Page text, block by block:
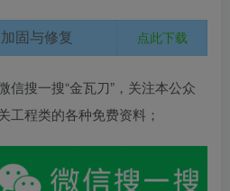
固与修复 点此下载
信搜一搜“金瓦刀”，关注本公众
工程类的各种免费资料；